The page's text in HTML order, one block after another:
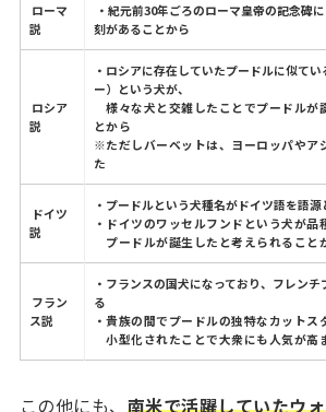
ローマ
説
・紀元前30年ごろのローマ皇帝の記念碑
刻があることから
ロシア
説
・ロシアに存在していたプードルに似て
ー）という犬が、
様々な犬と交雑したことでプードルが
とから
※ただしバーベットは、ヨーロッパやア
た
ドイツ
説
・プードルという犬種名がドイツ語を語源
・ドイツのワッセルフンドという犬が品
プードルが誕生したと考えられること
フラン
ス説
・フランスの国犬になっており、フレン
る
・貴族の間でプードルの独特なカットス
小型化されたことで大衆にも人気が高
この他にも、 南米で活躍していたウ